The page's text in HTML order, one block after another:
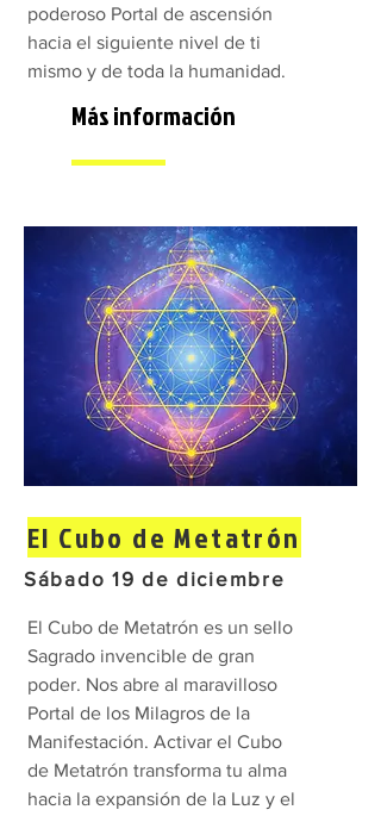
poderoso Portal de ascensión
hacia el siguiente nivel de ti
mismo y de toda la humanidad.
Más información
El Cubo de Metatrón
Sábado 19 de diciembre
El Cubo de Metatrón es un sello
Sagrado invencible de gran
poder. Nos abre al maravilloso
Portal de los Milagros de la
Manifestación. Activar el Cubo
de Metatrón transforma tu alma
hacia la expansión de la Luz y el